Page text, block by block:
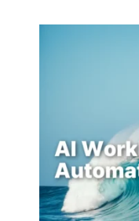
블로그
자료실